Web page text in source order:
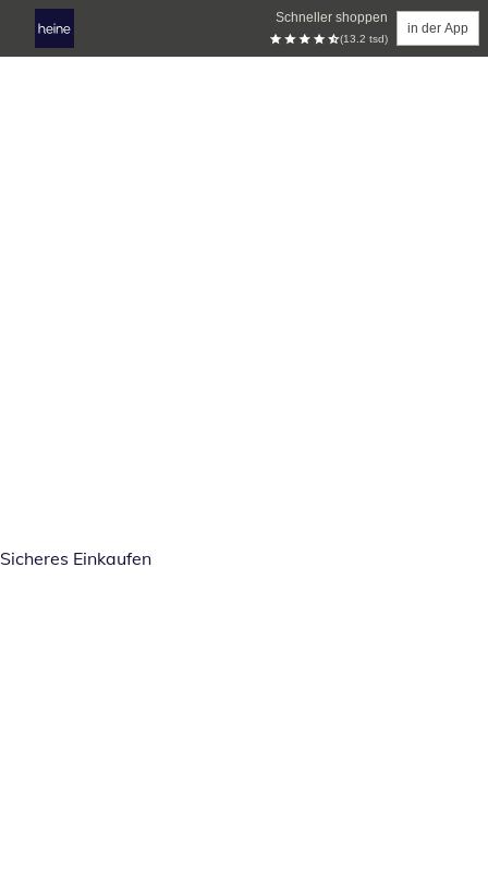
Schneller shoppen
(13.2 tsd)
in der App
Sicheres Einkaufen